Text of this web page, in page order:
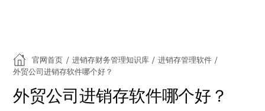
官网首页 / 进销存财务管理知识库 / 进销存管理软件 /
外贸公司进销存软件哪个好？
外贸公司进销存软件哪个好？